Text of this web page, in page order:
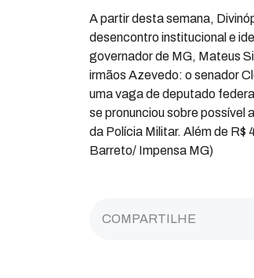
A partir desta semana,
desencontro institucional e
governador de MG, Mateus
irmãos Azevedo: o senador
uma vaga de deputado
se pronunciou sobre possível
da Polícia Militar. Além de
Barreto/ Impensa MG)
COMPARTILHE